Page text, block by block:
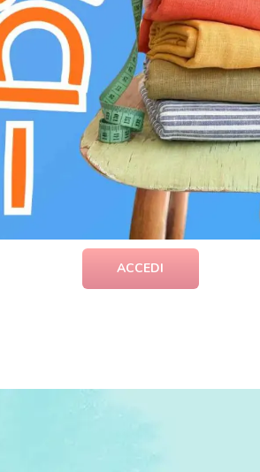
richiedono flessibilità e una
Questo elastico è l'ideale
e accessori moda. Offre una
lo rende piacevole da
questo elastico versatile e
CARICA QUI LA FOTO
E OTTIENI 50 punti
ACCEDI